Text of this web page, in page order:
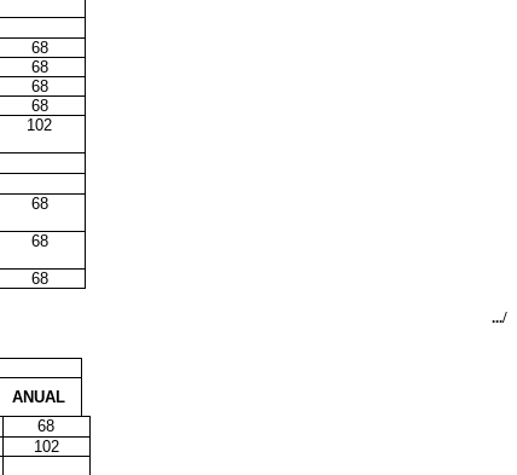
68
68
68
68
102
68
68
68
.../
ANUAL
68
102